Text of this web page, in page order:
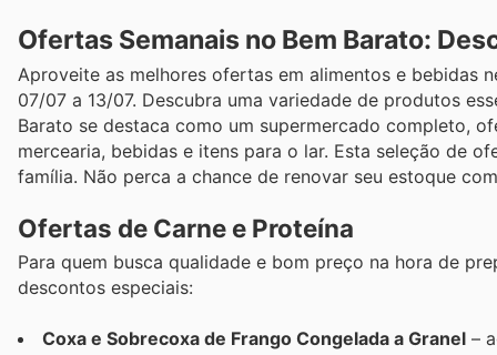
Ofertas Semanais no Bem Barato:
Aproveite as melhores ofertas em alimentos e bebidas
07/07 a 13/07. Descubra uma variedade de produtos
Barato se destaca como um supermercado completo,
mercearia, bebidas e itens para o lar. Esta seleção de
família. Não perca a chance de renovar seu estoque
Ofertas de Carne e Proteína
Para quem busca qualidade e bom preço na hora de
descontos especiais:
Coxa e Sobrecoxa de Frango Congelada a Granel –